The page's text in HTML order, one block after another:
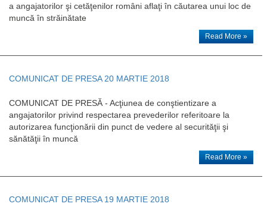
a angajatorilor şi cetăţenilor români aflaţi în căutarea unui loc de
muncă în străinătate
Read More »
COMUNICAT DE PRESA 20 MARTIE 2018
COMUNICAT DE PRESĂ - Acţiunea de conştientizare a
angajatorilor privind respectarea prevederilor referitoare la
autorizarea funcţionării din punct de vedere al securităţii şi
sănătăţii în muncă
Read More »
COMUNICAT DE PRESA 19 MARTIE 2018